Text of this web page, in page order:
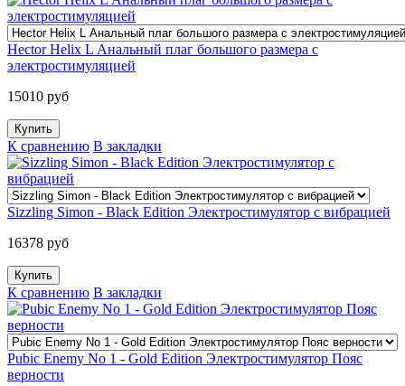
Hector Helix L Анальный плаг большого размера с
электростимуляцией
15010 руб
К сравнению В закладки
Sizzling Simon - Black Edition Электростимулятор с вибрацией
16378 руб
К сравнению В закладки
Pubic Enemy No 1 - Gold Edition Электростимулятор Пояс
верности